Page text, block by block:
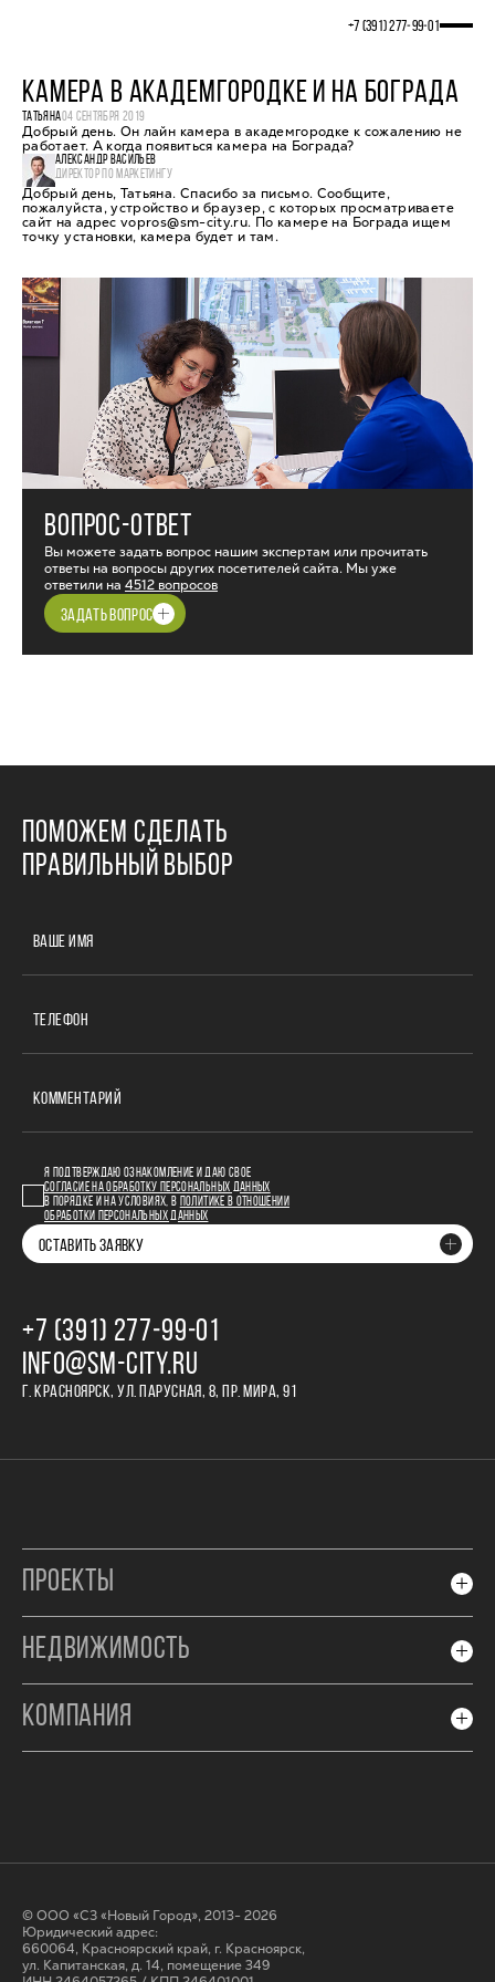
+7 (391) 277‒99‒01
КАМЕРА В АКАДЕМГОРОДКЕ И НА БОГРАДА
ТАТЬЯНА04 СЕНТЯБРЯ 2019
Добрый день. Он лайн камера в академгородке к сожалению не
работает. А когда появиться камера на Бограда?
АЛЕКСАНДР ВАСИЛЬЕВ
ДИРЕКТОР ПО МАРКЕТИНГУ
Добрый день, Татьяна. Спасибо за письмо. Сообщите,
пожалуйста, устройство и браузер, с которых просматриваете
сайт на адрес vopros@sm-city.ru. По камере на Бограда ищем
точку установки, камера будет и там.
ВОПРОС-ОТВЕТ
Вы можете задать вопрос нашим экспертам или прочитать
ответы на вопросы других посетителей сайта. Мы уже
ответили на 4512 вопросов
ЗАДАТЬ ВОПРОС
ПОМОЖЕМ СДЕЛАТЬ
ПРАВИЛЬНЫЙ ВЫБОР
ВАШЕ ИМЯ
ТЕЛЕФОН
КОММЕНТАРИЙ
Я ПОДТВЕРЖДАЮ ОЗНАКОМЛЕНИЕ И ДАЮ СВОЕ
СОГЛАСИЕ НА ОБРАБОТКУ ПЕРСОНАЛЬНЫХ ДАННЫХ
В ПОРЯДКЕ И НА УСЛОВИЯХ, В
ПОЛИТИКЕ В ОТНОШЕНИИ
ОБРАБОТКИ ПЕРСОНАЛЬНЫХ ДАННЫХ
ОСТАВИТЬ ЗАЯВКУ
+7 (391) 277‒99‒01
INFO@SM-CITY.RU
Г. КРАСНОЯРСК, УЛ. ПАРУСНАЯ, 8, ПР. МИРА, 91
ПРОЕКТЫ
НЕДВИЖИМОСТЬ
КОМПАНИЯ
© ООО «СЗ «Новый Город», 2013- 2026
Юридический адрес:
660064, Красноярский край, г. Красноярск,
ул. Капитанская, д. 14, помещение 349